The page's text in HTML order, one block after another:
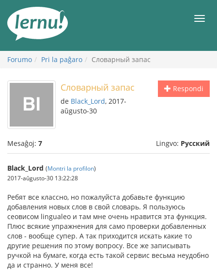
enhavo
Forumo Pri la paĝaro Словарный запас
Respondi
Словарный запас
de Black_Lord, 2017-
aŭgusto-30
Mesaĝoj: 7 Lingvo: Русский
Black_Lord (Montri la profilon)
2017-aŭgusto-30 13:22:28
Ребят все классно, но пожалуйста добавьте функцию
добавления новых слов в свой словарь. Я пользуюсь
сеовисом lingualeo и там мне очень нравится эта функция.
Плюс всякие упражнения для само проверки добавленных
слов - вообще супер. А так приходится искать какие то
другие решения по этому вопросу. Все же записывать
ручкой на бумаге, когда есть такой сервис весьма неудобно
да и странно. У меня все!